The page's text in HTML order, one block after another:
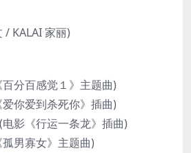
/ KALAI 家丽)
分百感觉１》主题曲)
你爱到杀死你》插曲)
影《行运一条龙》插曲)
男寡女》主题曲)